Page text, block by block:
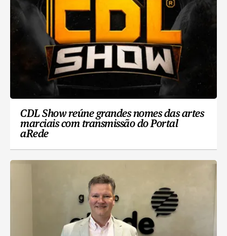
CDL Show reúne grandes nomes das artes
marciais com transmissão do Portal
aRede